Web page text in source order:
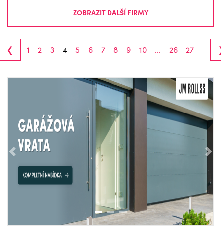
ZOBRAZIT DALŠÍ FIRMY
‹ 1 2 3 4 5 6 7 8 9 10 ... 26 27
Předchozí